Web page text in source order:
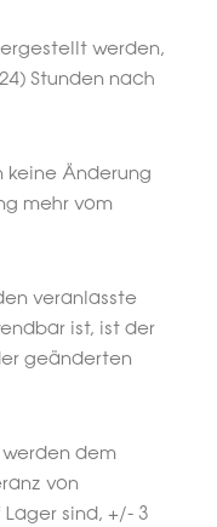
werden,
Stunden nach
keine Änderung
mehr vom
veranlasste
ist, ist der
geänderten
werden dem
von
sind, +/- 3